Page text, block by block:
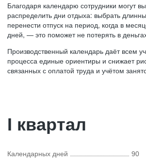
Благодаря календарю сотрудники могут
распределить дни отдыха: выбрать
перенести отпуск на период, когда в
дней, — это поможет не потерять в
Производственный календарь даёт всем
процесса единые ориентиры и снижает
связанных с оплатой труда и учётом
I квартал
Календарных дней
90